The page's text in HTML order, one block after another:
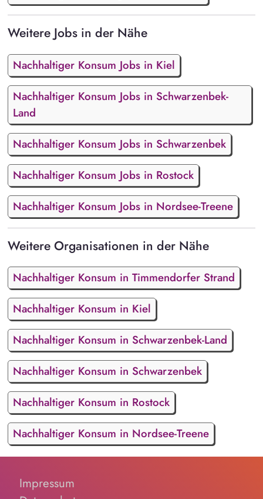
Weitere Jobs in der Nähe
Nachhaltiger Konsum Jobs in Kiel
Nachhaltiger Konsum Jobs in Schwarzenbek-
Land
Nachhaltiger Konsum Jobs in Schwarzenbek
Nachhaltiger Konsum Jobs in Rostock
Nachhaltiger Konsum Jobs in Nordsee-Treene
Weitere Organisationen in der Nähe
Nachhaltiger Konsum in Timmendorfer Strand
Nachhaltiger Konsum in Kiel
Nachhaltiger Konsum in Schwarzenbek-Land
Nachhaltiger Konsum in Schwarzenbek
Nachhaltiger Konsum in Rostock
Nachhaltiger Konsum in Nordsee-Treene
Impressum